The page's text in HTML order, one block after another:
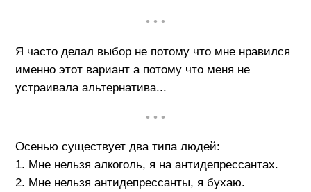
• • •
Я часто делал выбор не потому что мне нравился
именно этот вариант а потому что меня не
устраивала альтернатива...
• • •
Осенью существует два типа людей:
1. Мне нельзя алкоголь, я на антидепрессантах.
2. Мне нельзя антидепрессанты, я бухаю.